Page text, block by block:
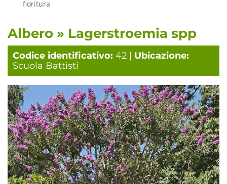
fioritura
Albero » Lagerstroemia spp
Codice identificativo: 42 | Ubicazione:
Scuola Battisti